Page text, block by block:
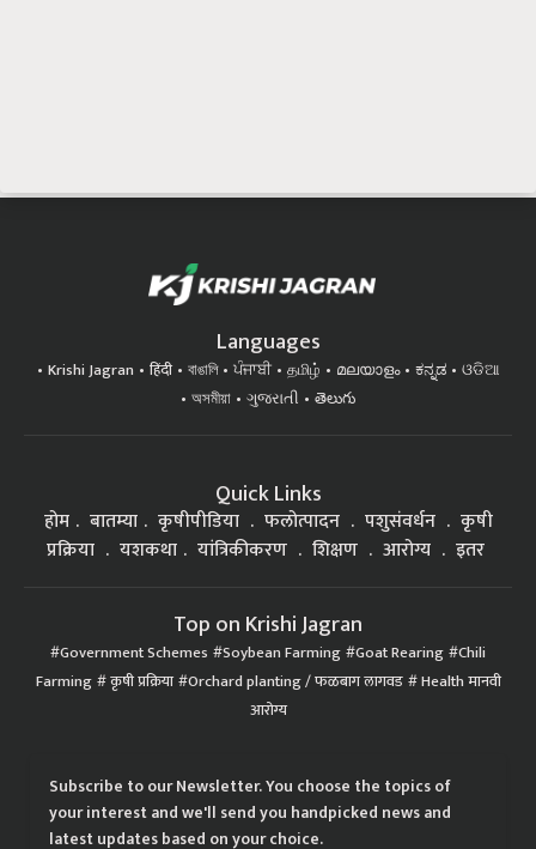
Languages
Krishi Jagran हिंदी বাঙালি ਪੰਜਾਬੀ தமிழ் മലയാളം ಕನ್ನಡ
ଓଡିଆ
অসমীয়া
ગુજરાતી తెలుగు
Quick Links
होम बातम्या कृषीपीडिया फलोत्पादन पशुसंवर्धन
कृषी
प्रक्रिया
यशकथा यांत्रिकीकरण शिक्षण आरोग्य इतर
Top on Krishi Jagran
Government Schemes Soybean Farming Goat Rearing Chili
Farming कृषी प्रक्रिया Orchard planting / फळबाग लागवड Health मानवी
आरोग्य
Subscribe to our Newsletter. You choose the topics of
your interest and we'll send you handpicked news and
latest updates based on your choice.